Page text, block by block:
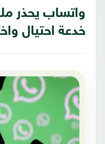
واتساب يحذر
خدعة احتيال